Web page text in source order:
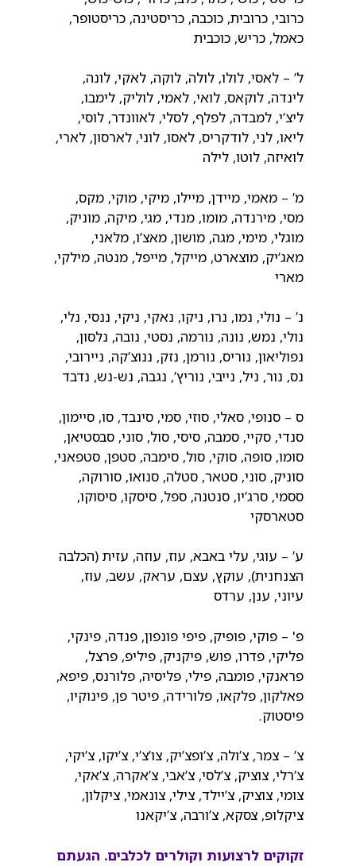
כרובי, כרובית, כוכבה, כריסטינה, כריסטופר,
כאמל, כריש, כוכבית
ל’ – לאסי, לולו, לולה, לוקה, לאקי, לונה,
לינדה, לוקאס, לואי, לאמי, לוליק, לימבו,
ליצ’י, למבדה, לפלף, לסלי, לאוונדר, לוסי,
ליאו, לני, לודקריס, לאסו, לוני, לארסון, לארי,
לואיזה, לוטו, לילה
מ’ – מאמי, מיידן, מיילו, מיקי, מוקי, מקס,
מסי, מירנדה, מומו, מנדי, מגי, מיקה, מוניק,
מוגלי, מימי, מגה, מושון, מאצ’ו, מלאני,
מאג’יק, מוצארט, מייקל, מייפל, מנטה, מילקי,
מארי
נ’ – נולי, נמו, נרו, ניקו, נאקי, ניקי, ננסי, נלי,
נולי, נמש, נונה, נורמה, נסטי, נובה, נלסון,
נפוליאון, נוריס, נורמן, נזק, ננוצ’קה, ניירובי,
נס, נור, ניל, נייבי, נוריץ’, נגבה, נש-נש, נדבד
ס – סנופי, סאלי, סוזי, סמי, סינבד, סו, סיימון,
סנדי, סקיי, סמבה, סיסי, סול, סוני, סבסטיאן,
סומו, סופה, סוקי, סול, סימבה, סטפן, סטפאני,
סוניק, סוני, סטאר, סטלה, סנואו, סורוקה,
ססמי, סרג’יו, סנטנה, ספל, סיסקו, סיסוקו,
סטארסקי
ע’ – עוגי, עלי באבא, עוז, עוזה, עזית (הכלבה
הצנחנית), עוקץ, עצם, עראק, עשב, עוז,
עיוני, ענן, ערדס
פ' – פוקי, פופיק, פיפי פונפון, פנדה, פינקי,
פליקי, פדרו, פוש, פיקניק, פיליפ, פרצל,
פראנקי, פומבה, פילי, פליסיה, פלורנס, פיפא,
פאלקון, פלקאו, פלורידה, פיטר פן, פינוקיו,
פיסטוק.
צ’ – צמר, צ’ולה, צ’ופצ’יק, צו’צ’י, צ’יקו, צ’יקי,
צ’רלי, צוציק, צ’לסי, צ’אבי, צ’אקרה, צ’אקי,
צומי, צוציק, צ’יילד, צילי, צונאמי, ציקלון,
ציקלופ, צסקא, צ’ורבה, צ’יקאנו
זקוקים לרצועות וקולרים לכלבים. הגעתם